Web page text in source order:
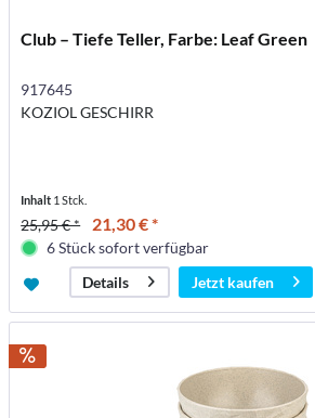
Club – Tiefe Teller, Farbe: Leaf Green
917645
KOZIOL GESCHIRR
Inhalt 1 Stck.
25,95 € * 21,30 € *
6 Stück sofort verfügbar
Details
Jetzt kaufen